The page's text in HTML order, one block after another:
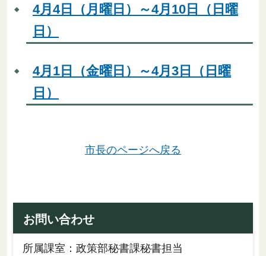
4月4日（月曜日）～4月10日（日曜
日）
4月1日（金曜日）～4月3日（日曜
日）
市長のページへ戻る
お問い合わせ
所属課室：政策部秘書課秘書担当